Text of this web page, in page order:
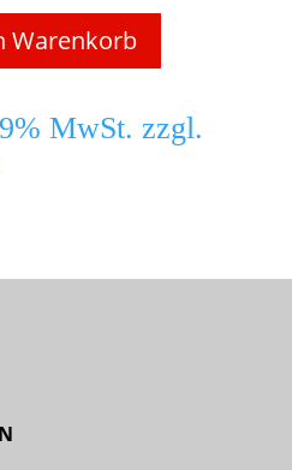
Warenkorb
MwSt. zzgl.